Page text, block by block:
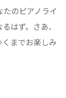
のピアノライ
はず。さあ、
までお楽しみ